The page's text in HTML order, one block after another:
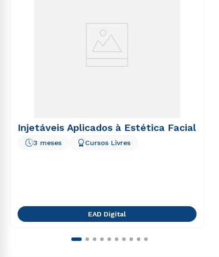
Injetáveis Aplicados à Estética Facial
3 meses Cursos Livres
EAD Digital